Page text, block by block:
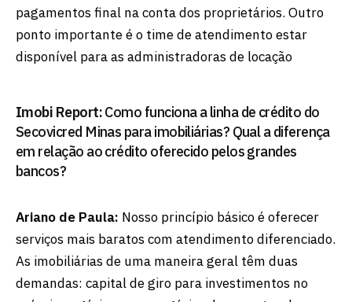
pagamentos final na conta dos proprietários. Outro
ponto importante é o time de atendimento estar
disponível para as administradoras de locação
Imobi Report:Como funciona a linha de crédito do
Secovicred Minas para imobiliárias? Qual a diferença
em relação ao crédito oferecido pelos grandes
bancos?
Ariano de Paula: Nosso princípio básico é oferecer
serviços mais baratos com atendimento diferenciado.
As imobiliárias de uma maneira geral têm duas
demandas: capital de giro para investimentos no